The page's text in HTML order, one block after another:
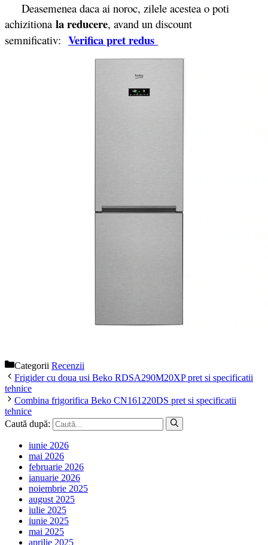
Deasemenea daca ai noroc, zilele acestea o poti
achizitiona la reducere, avand un discount
semnificativ: Verifica pret redus
Categorii Recenzii
Frigider cu doua usi Beko RDSA290M20XP pret si specificatii
tehnice
Combina frigorifica Beko CN161220DS pret si specificatii
tehnice
Caută după:
iunie 2026
mai 2026
februarie 2026
ianuarie 2026
noiembrie 2025
august 2025
iulie 2025
iunie 2025
mai 2025
aprilie 2025